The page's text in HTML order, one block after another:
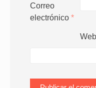
Correo
electrónico *
Web